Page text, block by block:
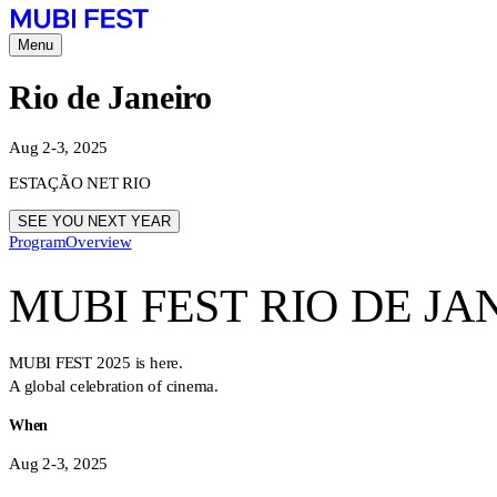
Menu
Rio de Janeiro
Aug 2-3, 2025
ESTAÇÃO NET RIO
SEE YOU NEXT YEAR
ProgramOverview
MUBI FEST RIO DE
MUBI FEST 2025 is here.
A global celebration of cinema.
When
Aug 2-3, 2025